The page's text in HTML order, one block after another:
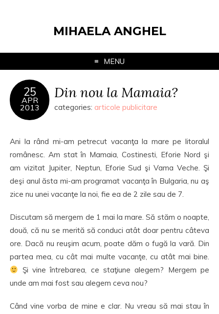
MIHAELA ANGHEL
MENU
25
APR
2013
Din nou la Mamaia?
categories: articole publicitare
Ani la rând mi-am petrecut vacanţa la mare pe litoralul
românesc. Am stat în Mamaia, Costinesti, Eforie Nord şi
am vizitat Jupiter, Neptun, Eforie Sud şi Vama Veche. Şi
deşi anul ăsta mi-am programat vacanţa în Bulgaria, nu aş
zice nu unei vacanţe la noi, fie ea de 2 zile sau de 7.
Discutam să mergem de 1 mai la mare. Să stăm o noapte,
două, că nu se merită să conduci atât doar pentru câteva
ore. Dacă nu reuşim acum, poate dăm o fugă la vară. Din
partea mea, cu cât mai multe vacanţe, cu atât mai bine.
Şi vine întrebarea, ce staţiune alegem? Mergem pe
unde am mai fost sau alegem ceva nou?
Când vine vorba de mine e clar. Nu vreau să mai stau în